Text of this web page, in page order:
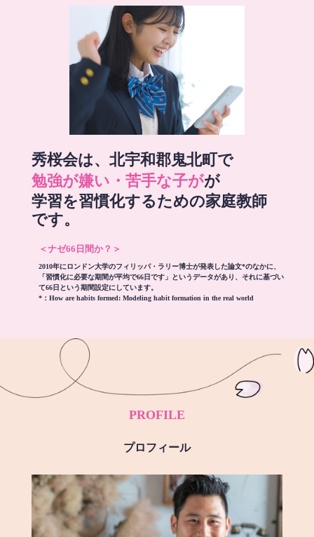
秀桜会は、北宇和郡鬼北町で
勉強が嫌い・苦手な子がが
学習を習慣化するための家庭教師
です。
＜ナゼ66日間か？＞
2010年にロンドン大学のフィリッパ・ラリー博士が発表した論文*のなかに、
「習慣化に必要な期間が平均で66日です」というデータがあり、それに基づい
て66日という期間設定にしています。
*： How are habits formed: Modeling habit formation in the real world
PROFILE
プロフィール